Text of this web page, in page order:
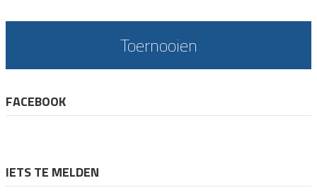
Toernooien
FACEBOOK
IETS TE MELDEN